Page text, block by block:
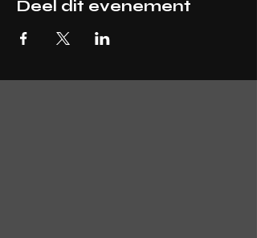
Deel dit evenement